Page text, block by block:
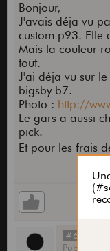
Bonjour,
J'avais déja vu
custom p93. Elle
Mais la couleur
tout.
J'ai déja vu sur
bigsby b7.
Photo : http://
Le gars a aussi
pick.
Et pour les frais
#6
Publié